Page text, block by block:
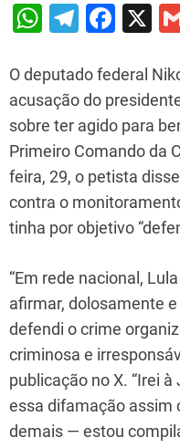
W
at
s
A
p
p
T
e
gr
a
m
F
c
e
b
o
o
k
X
O deputado federal
acusação do
sobre ter agido para
Primeiro Comando da
feira, 29, o petista
contra o
tinha por objetivo
“Em rede nacional,
afirmar, dolosamente
defendi o crime
criminosa e
publicação no X. “Irei
essa difamação assim
demais — estou